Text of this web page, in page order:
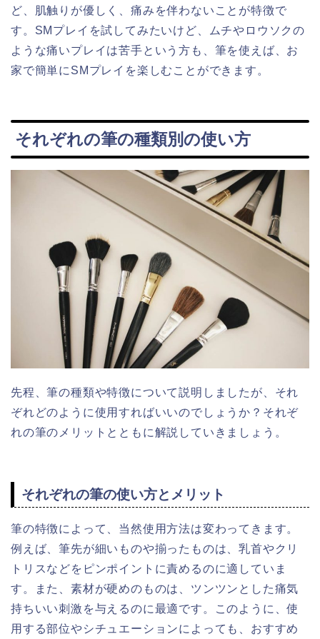
ど、肌触りが優しく、痛みを伴わないことが特徴で
す。SMプレイを試してみたいけど、ムチやロウソクの
ような痛いプレイは苦手という方も、筆を使えば、お
家で簡単にSMプレイを楽しむことができます。
それぞれの筆の種類別の使い方
先程、筆の種類や特徴について説明しましたが、それ
ぞれどのように使用すればいいのでしょうか？それぞ
れの筆のメリットとともに解説していきましょう。
それぞれの筆の使い方とメリット
筆の特徴によって、当然使用方法は変わってきます。
例えば、筆先が細いものや揃ったものは、乳首やクリ
トリスなどをピンポイントに責めるのに適していま
す。
また、素材が硬めのものは、ツンツンとした痛気
持ちいい刺激を与えるのに最適です。
このように、使
用する部位やシチュエーションによっても、おすすめ